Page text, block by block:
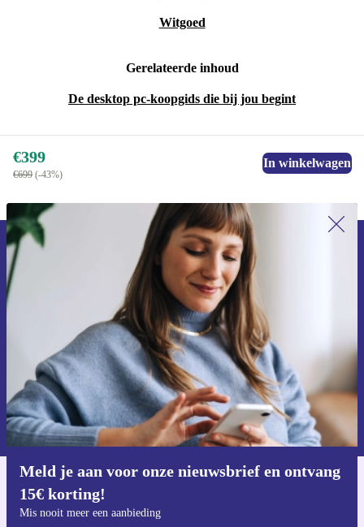
Witgoed
Gerelateerde inhoud
De desktop pc-koopgids die bij jou begint
€399
€699 (-43%)
In winkelwagen
Meld je aan voor onze nieuwsbrief en ontvang
15€ korting!
Mis nooit meer een aanbieding
Meld je aan voor onze nieuwsbrief en
ontvang €15 korting!
Mis nooit meer een aanbieding.
Voucher aanvragen
Informatie over het gebruik van persoonsgegevens vind je in ons
privacybeleid.
Voor iOS en Android